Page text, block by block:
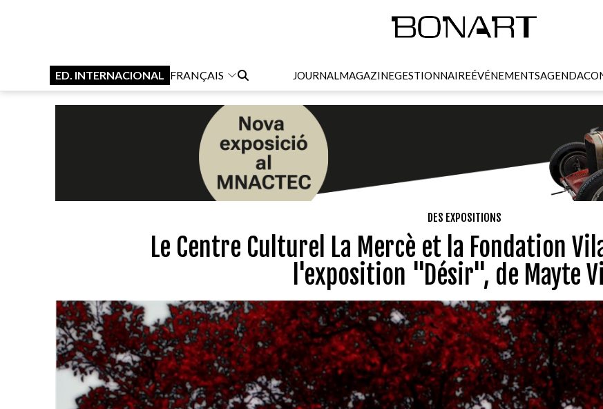
ED. INTERNACIONAL FRANÇAIS JOURNALMAGAZINEGESTIONNAIREÉVÉNEMENTSAGENDA
DES EXPOSITIONS
Le Centre Culturel La Mercè et la Fondation
l'exposition "Désir", de Mayte